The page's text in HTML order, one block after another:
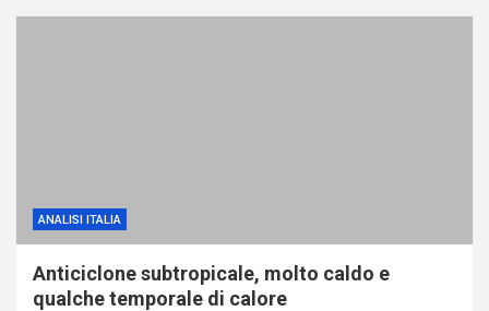
ANALISI ITALIA
Anticiclone subtropicale, molto caldo e
qualche temporale di calore